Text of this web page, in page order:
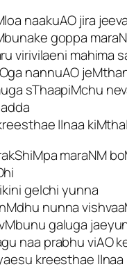
naakuAO jira
goppa
virivilaeni mahima
nannuAO
sThaapiMchu
||naa
maraNM
gelchi yunna
nunna
galuga
naa prabhu viAO
kreesthae ||naa